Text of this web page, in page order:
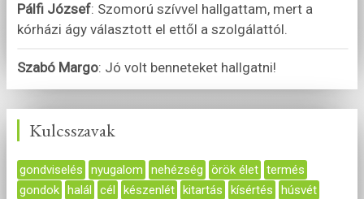
Pálfi József: Szomorú szívvel hallgattam, mert a
kórházi ágy választott el ettől a szolgálattól.
Szabó Margo: Jó volt benneteket hallgatni!
Kulcsszavak
gondviselés nyugalom nehézség örök élet termés
gondok
halál cél készenlét kitartás kísértés
húsvét